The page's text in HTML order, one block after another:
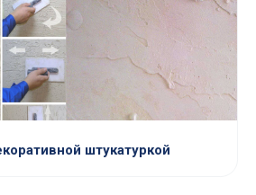
штукатуркой